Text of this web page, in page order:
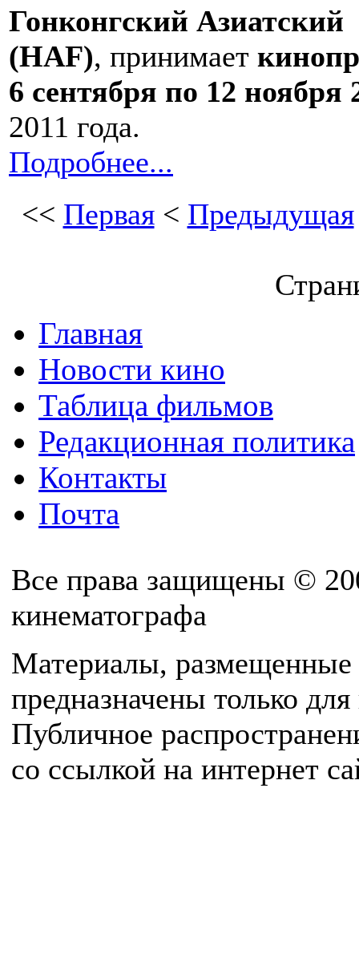
Гонконгский
(HAF), принимает
6 сентября по 12 ноября
2011 года.
Подробнее...
<< Первая< Предыдущая
Главная
Новости кино
Таблица фильмов
Редакционная политика
Контакты
Почта
Все права защищены ©
кинематографа
Материалы, размещенные
предназначены только
Публичное
со ссылкой на интернет